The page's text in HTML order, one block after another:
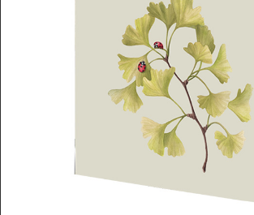
Utemöbler
Varumärken